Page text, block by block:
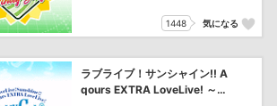
1448 気になる
ラブライブ！サンシャイン!! A
qours EXTRA LoveLive! ～DR